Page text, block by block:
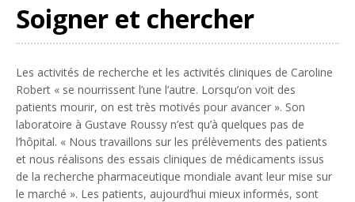
Soigner et chercher
Les activités de recherche et les activités cliniques de Caroline
Robert « se nourrissent l’une l’autre. Lorsqu’on voit des
patients mourir, on est très motivés pour avancer ». Son
laboratoire à Gustave Roussy n’est qu’à quelques pas de
l’hôpital. « Nous travaillons sur les prélèvements des patients
et nous réalisons des essais cliniques de médicaments issus
de la recherche pharmaceutique mondiale avant leur mise sur
le marché ». Les patients, aujourd’hui mieux informés, sont